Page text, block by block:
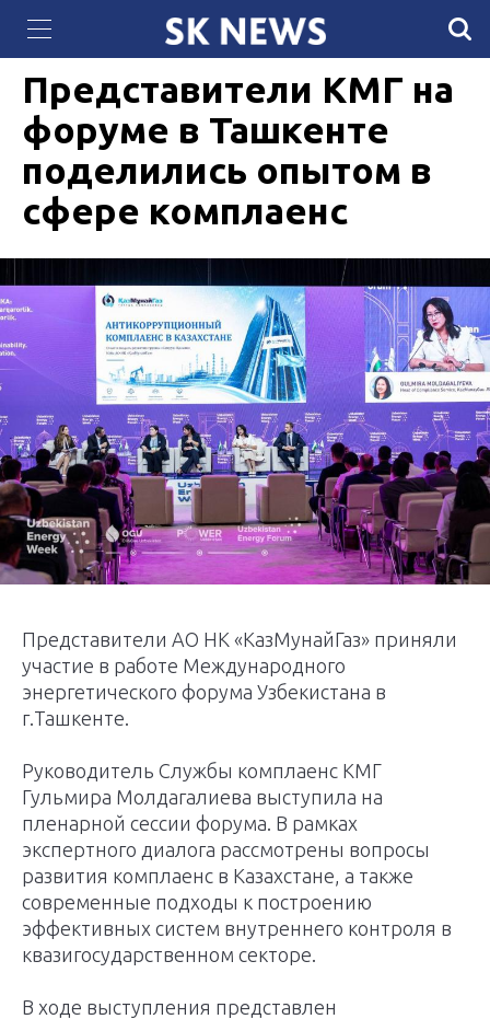
Правительство Казахстана утвердило План
развития гидроэнергетической отрасли
13 МАЯ 2026, 22:41 491
Представители КМГ на
форуме в Ташкенте
поделились опытом в
сфере комплаенс
Представители АО НК «КазМунайГаз» приняли
участие в работе Международного
энергетического форума Узбекистана в
г.Ташкенте.
Руководитель Службы комплаенс КМГ
Гульмира Молдагалиева выступила на
пленарной сессии форума. В рамках
экспертного диалога рассмотрены вопросы
развития комплаенс в Казахстане, а также
современные подходы к построению
эффективных систем внутреннего контроля в
квазигосударственном секторе.
В ходе выступления представлен